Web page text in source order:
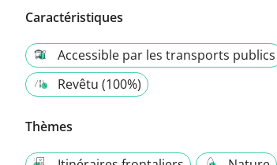
Caractéristiques
Accessible par les transports publics
Revêtu (100%)
Thèmes